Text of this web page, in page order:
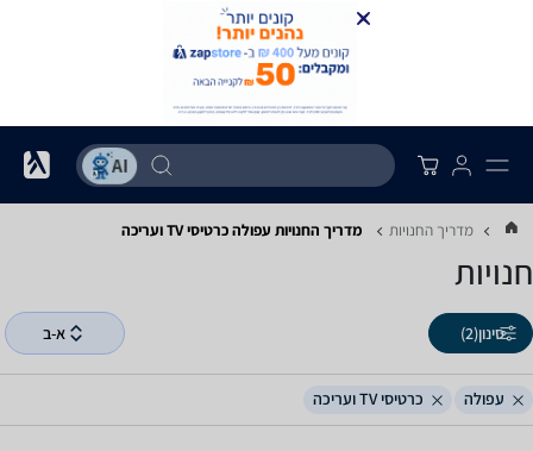
מדריך החנויות מדריך החנויות ‏עפולה ‏כרטיסי TV ועריכה
חנויות
סינון(2) א-ב
עפולה כרטיסי TV ועריכה